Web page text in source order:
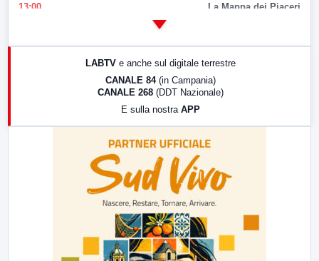
13:00 La Mappa dei Piaceri
17:00 LabNews (replica)
LABTV e anche sul digitale terrestre
CANALE 84 (in Campania)
CANALE 268 (DDT Nazionale)
E sulla nostra APP